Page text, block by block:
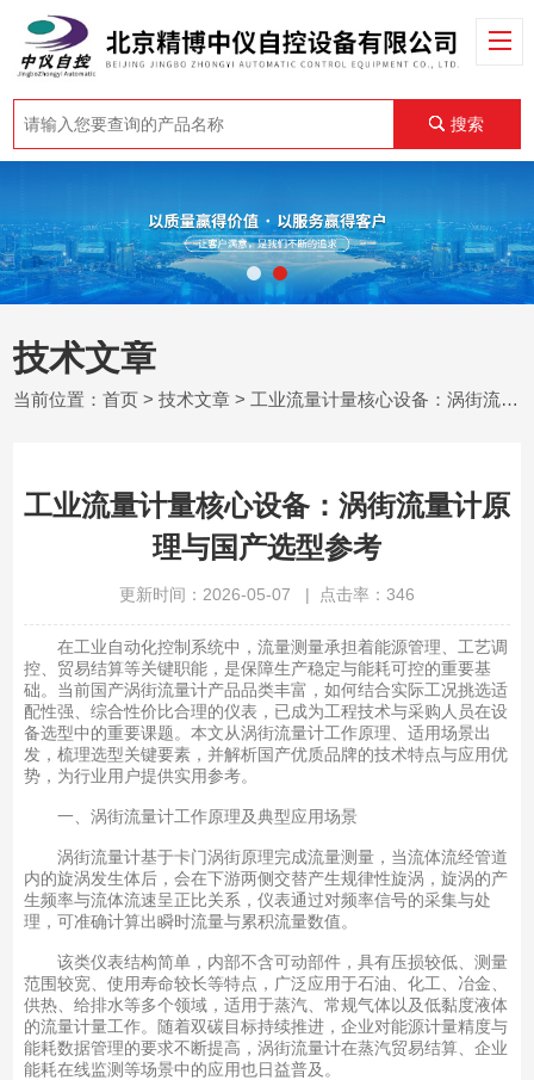
搜索
技术文章
当前位置：首页 >技术文章 > 工业流量计量核心设备：涡街流量计原理与国产选型参考
工业流量计量核心设备：涡街流量计原
理与国产选型参考
更新时间：2026-05-07 | 点击率：346
在工业自动化控制系统中，流量测量承担着能源管理、工艺调
控、贸易结算等关键职能，是保障生产稳定与能耗可控的重要基
础。当前国产涡街流量计产品品类丰富，如何结合实际工况挑选适
配性强、综合性价比合理的仪表，已成为工程技术与采购人员在设
备选型中的重要课题。本文从涡街流量计工作原理、适用场景出
发，梳理选型关键要素，并解析国产优质品牌的技术特点与应用优
势，为行业用户提供实用参考。
一、涡街流量计工作原理及典型应用场景
涡街流量计基于卡门涡街原理完成流量测量，当流体流经管道
内的旋涡发生体后，会在下游两侧交替产生规律性旋涡，旋涡的产
生频率与流体流速呈正比关系，仪表通过对频率信号的采集与处
理，可准确计算出瞬时流量与累积流量数值。
该类仪表结构简单，内部不含可动部件，具有压损较低、测量
范围较宽、使用寿命较长等特点，广泛应用于石油、化工、冶金、
供热、给排水等多个领域，适用于蒸汽、常规气体以及低黏度液体
的流量计量工作。随着双碳目标持续推进，企业对能源计量精度与
能耗数据管理的要求不断提高，涡街流量计在蒸汽贸易结算、企业
能耗在线监测等场景中的应用也日益普及。